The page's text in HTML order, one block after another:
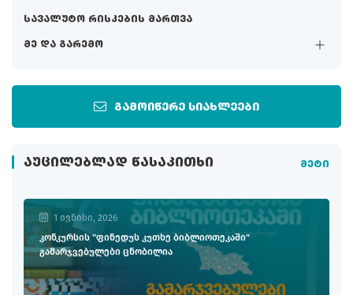
სავალუტო რისკების მართვა
მე და გარემო
გამოიწერე სიახლეები
ᲐᲣᲪᲘᲚᲔᲑᲚᲐᲓ ᲬᲐᲡᲐᲙᲘᲗᲮᲘ მეტი
1 ივნისი, 2026
კონკურსის "ფინედუს კუთხე ბიბლიოთეკაში"
გამარჯვებულები ცნობილია